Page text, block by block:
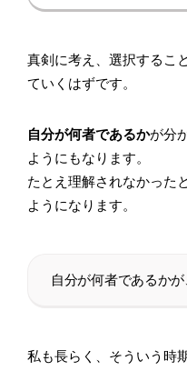
真剣に考え、選択するこ
ていくはずです。
自分が何者であるかが分
ようにもなります。
たとえ理解されなかった
ようになります。
自分が何者であるか
私も長らく、そういう時